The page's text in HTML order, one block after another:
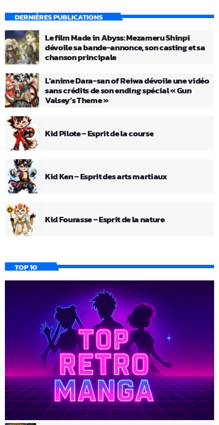
DERNIÈRES PUBLICATIONS
Le film Made in Abyss: Mezameru Shinpi
dévoile sa bande-annonce, son casting et sa
chanson principale
L’anime Dara-san of Reiwa dévoile une vidéo
sans crédits de son ending spécial « Gun
Valsey’s Theme »
Kid Pilote – Esprit de la course
Kid Ken – Esprit des arts martiaux
Kid Fourasse – Esprit de la nature
TOP 10